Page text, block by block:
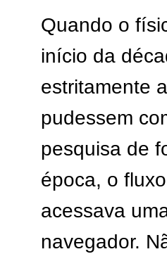
Quando o
início da
estritamente
pudessem
pesquisa de
época, o
acessava
navegador.